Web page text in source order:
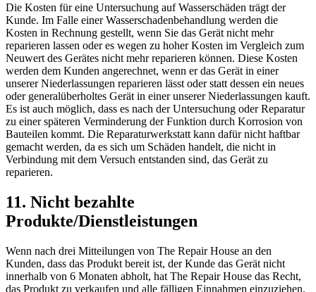
Die Kosten für eine Untersuchung auf Wasserschäden trägt der
Kunde. Im Falle einer Wasserschadenbehandlung werden die
Kosten in Rechnung gestellt, wenn Sie das Gerät nicht mehr
reparieren lassen oder es wegen zu hoher Kosten im Vergleich zum
Neuwert des Gerätes nicht mehr reparieren können. Diese Kosten
werden dem Kunden angerechnet, wenn er das Gerät in einer
unserer Niederlassungen reparieren lässt oder statt dessen ein neues
oder generalüberholtes Gerät in einer unserer Niederlassungen kauft.
Es ist auch möglich, dass es nach der Untersuchung oder Reparatur
zu einer späteren Verminderung der Funktion durch Korrosion von
Bauteilen kommt. Die Reparaturwerkstatt kann dafür nicht haftbar
gemacht werden, da es sich um Schäden handelt, die nicht in
Verbindung mit dem Versuch entstanden sind, das Gerät zu
reparieren.
11. Nicht bezahlte
Produkte/Dienstleistungen
Wenn nach drei Mitteilungen von The Repair House an den
Kunden, dass das Produkt bereit ist, der Kunde das Gerät nicht
innerhalb von 6 Monaten abholt, hat The Repair House das Recht,
das Produkt zu verkaufen und alle fälligen Einnahmen einzuziehen.